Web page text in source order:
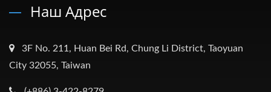
Наш Адрес
3F No. 211, Huan Bei Rd, Chung Li District, Taoyuan
City 32055, Taiwan